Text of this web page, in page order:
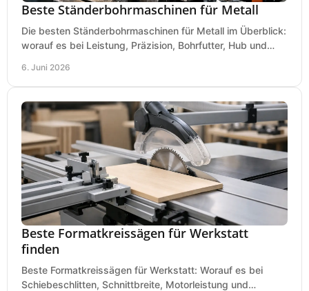
Beste Ständerbohrmaschinen für Metall
Die besten Ständerbohrmaschinen für Metall im Überblick:
worauf es bei Leistung, Präzision, Bohrfutter, Hub und
6. Juni 2026
Beste Formatkreissägen für Werkstatt
finden
Beste Formatkreissägen für Werkstatt: Worauf es bei
Schiebeschlitten, Schnittbreite, Motorleistung und